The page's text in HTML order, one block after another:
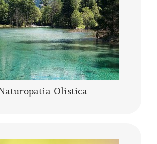
Olistica
CONTINUA A LEGGERE